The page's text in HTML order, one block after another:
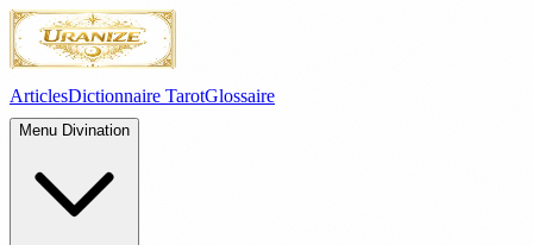
ArticlesDictionnaire TarotGlossaire
Menu Divination